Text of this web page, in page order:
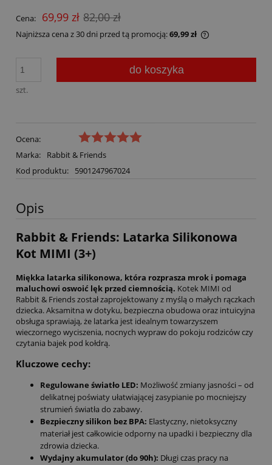
Cena: 69,99 zł 82,00 zł
Najniższa cena z 30 dni przed tą promocją:69,99 zł
szt.
do koszyka
Ocena:
Marka:
Rabbit & Friends
Kod produktu:
5901247967024
Opis
Rabbit & Friends: Latarka Silikonowa
Kot MIMI (3+)
Miękka latarka silikonowa, która rozprasza mrok i pomaga
maluchowi oswoić lęk przed ciemnością. Kotek MIMI od
Rabbit & Friends został zaprojektowany z myślą o małych rączkach
dziecka. Aksamitna w dotyku, bezpieczna obudowa oraz intuicyjna
obsługa sprawiają, że latarka jest idealnym towarzyszem
wieczornego wyciszenia, nocnych wypraw do pokoju rodziców czy
czytania bajek pod kołdrą.
Kluczowe cechy:
Regulowane światło LED: Możliwość zmiany jasności – od
delikatnej poświaty ułatwiającej zasypianie po mocniejszy
strumień światła do zabawy.
Bezpieczny silikon bez BPA: Elastyczny, nietoksyczny
materiał jest całkowicie odporny na upadki i bezpieczny dla
zdrowia dziecka.
Wydajny akumulator (do 90h): Długi czas pracy na